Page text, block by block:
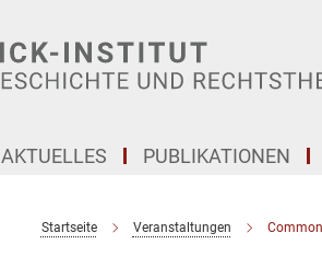
AKTUELLES PUBLIKATIONEN
Startseite Veranstaltungen